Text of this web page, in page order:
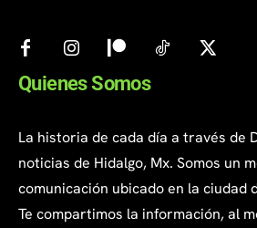
Quienes Somos
La historia de cada día a través de
noticias de Hidalgo, Mx. Somos un
comunicación ubicado en la ciudad
Te compartimos la información, al